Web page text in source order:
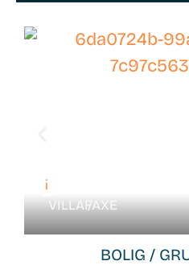
WB-
VILLA /FAXE
BOLIG /